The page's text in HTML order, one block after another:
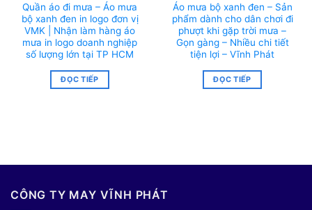
Quần áo đi mưa – Áo mưa
bộ xanh đen in logo đơn vị
VMK | Nhận làm hàng áo
mưa in logo doanh nghiệp
số lượng lớn tại TP HCM
ĐỌC TIẾP
Áo mưa bộ xanh đen – Sản
phẩm dành cho dân chơi đi
phượt khi gặp trời mưa –
Gọn gàng – Nhiều chi tiết
tiện lợi – Vĩnh Phát
ĐỌC TIẾP
CÔNG TY MAY VĨNH PHÁT